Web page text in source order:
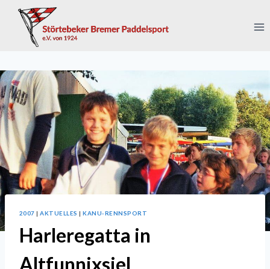
Inhalt
springen
2007 |AKTUELLES |KANU-RENNSPORT
Harleregatta in
Altfunnixsiel